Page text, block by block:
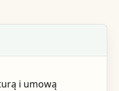
i umową